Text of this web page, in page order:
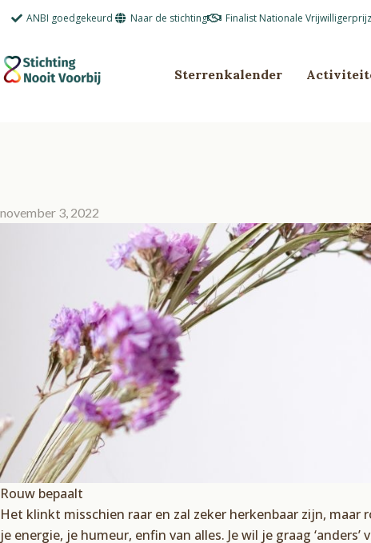
inhoud
ANBI goedgekeurd Naar de stichting Finalist Nationale
Sterrenkalender
november 3, 2022
Rouw bepaalt
Het klinkt misschien raar en zal zeker herkenbaar zijn,
je energie, je humeur, enfin van alles. Je wil je graag